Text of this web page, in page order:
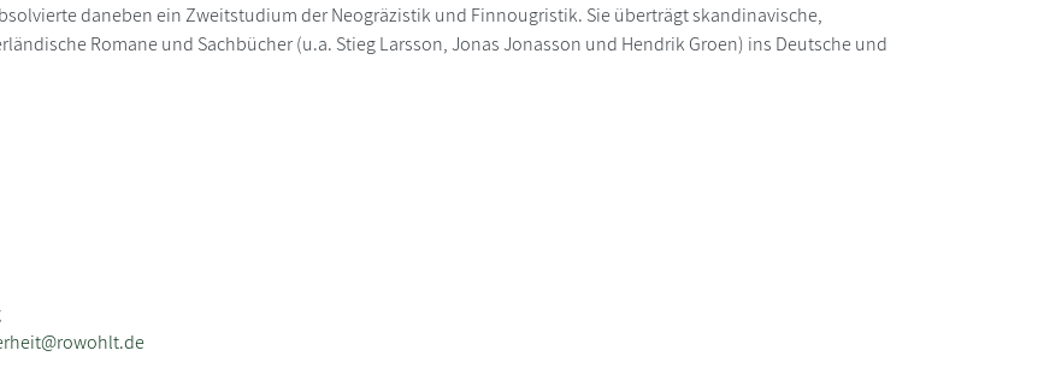
daneben ein Zweitstudium der Neogräzistik und Finnougristik. Sie überträgt skandinavische,
Romane und Sachbücher (u.a. Stieg Larsson, Jonas Jonasson und Hendrik Groen) ins Deutsche und